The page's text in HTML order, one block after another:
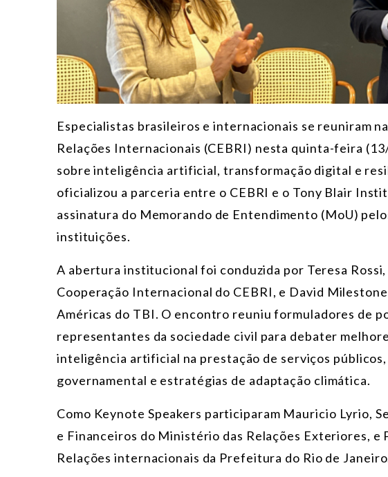
Especialistas brasileiros e internacionais se reuniram
Relações Internacionais (CEBRI) nesta quinta-feira
sobre inteligência artificial, transformação digital e
oficializou a parceria entre o CEBRI e o Tony Blair
assinatura do Memorando de Entendimento (MoU)
instituições.
A abertura institucional foi conduzida por Teresa
Cooperação Internacional do CEBRI, e David
Américas do TBI. O encontro reuniu formuladores de
representantes da sociedade civil para debater
inteligência artificial na prestação de serviços
governamental e estratégias de adaptação climática.
Como Keynote Speakers participaram Mauricio Lyrio,
e Financeiros do Ministério das Relações Exteriores,
Relações internacionais da Prefeitura do Rio de